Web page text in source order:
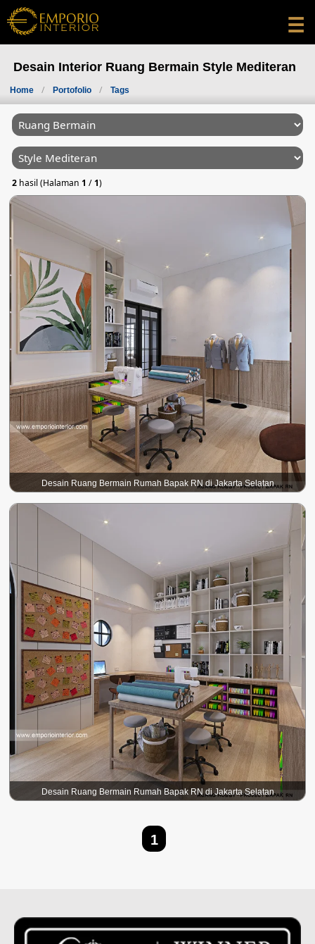
☰
Desain Interior Ruang Bermain Style Mediteran
Home Portofolio Tags
2hasil (Halaman 1 / 1)
Desain Ruang Bermain Rumah Bapak RN di Jakarta Selatan
Desain Ruang Bermain Rumah Bapak RN di Jakarta Selatan
1